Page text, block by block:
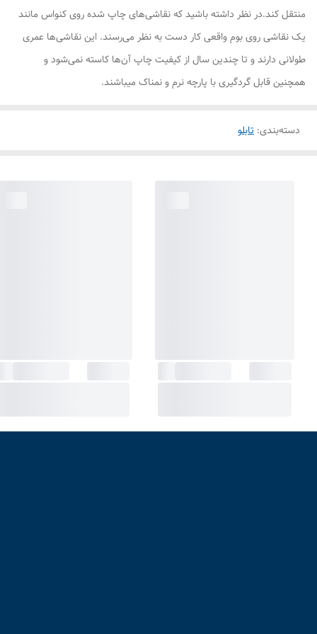
منتقل کند.در نظر داشته باشید که نقاشی‌های چاپ شده روی کنواس مانند
یک نقاشی روی بوم واقعی کار دست به نظر می‌رسند. این نقاشی‌ها عمری
طولانی دارند و تا چندین سال از کیفیت چاپ آن‌ها کاسته نمی‌شود و
همچنین قابل گردگیری با پارچه نرم و نمناک میباشند.
دسته‌بندی: تابلو